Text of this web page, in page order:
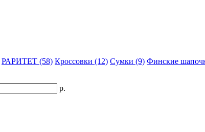
РАРИТЕТ (58) Кроссовки (12) Сумки (9) Финские
р.